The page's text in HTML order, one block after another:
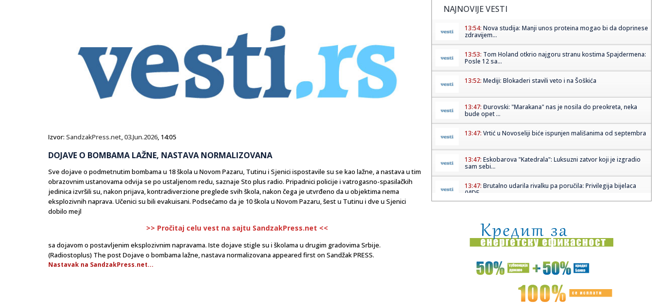
Izvor: SandzakPress.net,03.Jun.2026, 14:05
DOJAVE O BOMBAMA LAŽNE, NASTAVA NORMALIZOVANA
Sve dojave o podmetnutim bombama u 18 škola u Novom Pazaru, Tutinu i Sjenici ispostavile su se kao lažne, a nastava u tim
obrazovnim ustanovama odvija se po ustaljenom redu, saznaje Sto plus radio. Pripadnici policije i vatrogasno-spasilačkih
jedinica izvršili su, nakon prijava, kontradiverzione preglede svih škola, nakon čega je utvrđeno da u objektima nema
eksplozivnih naprava. Učenici su bili evakuisani. Podsećamo da je 10 škola u Novom Pazaru, šest u Tutinu i dve u Sjenici
dobilo mejl
>> Pročitaj celu vest na sajtu SandzakPress.net <<
sa dojavom o postavljenim eksplozivnim napravama. Iste dojave stigle su i školama u drugim gradovima Srbije.
(Radiostoplus) The post Dojave o bombama lažne, nastava normalizovana appeared first on Sandžak PRESS.
Nastavak na SandzakPress.net...
NAJNOVIJE VESTI
13:54: Nova studija: Manji unos proteina mogao bi da doprinese
zdravijem...
13:53: Tom Holand otkrio najgoru stranu kostima Spajdermena:
Posle 12 sa...
13:52: Mediji: Blokaderi stavili veto i na Šoškića
13:47: Đurovski: "Marakana" nas je nosila do preokreta, neka
bude opet ...
13:47: Vrtić u Novoseliji biće ispunjen mališanima od septembra
13:47: Eskobarova "Katedrala": Luksuzni zatvor koji je izgradio
sam sebi...
13:47: Brutalno udarila rivalku pa poručila: Privilegija bijelaca
(VIDE...
13:45:Zenit stiže u Beograd i testira Partizan
13:43:Nizak nivo Dunava otkrio most rimskog cara Konstantina I
u Bugars...
Vučić otkrio koliko ljudi je već na platformi "Ko si, bre, ti?...